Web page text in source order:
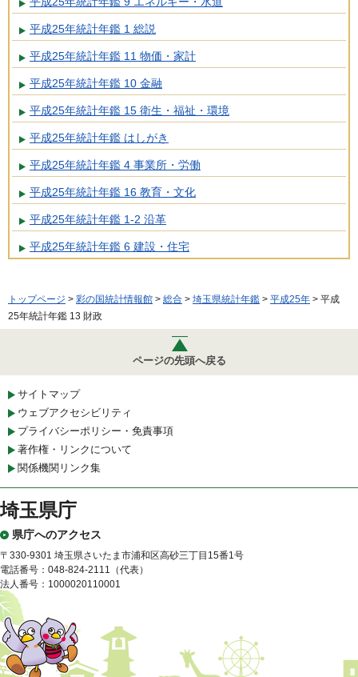
平成25年統計年鑑 1 総説
平成25年統計年鑑 11 物価・家計
平成25年統計年鑑 10 金融
平成25年統計年鑑 15 衛生・福祉・環境
平成25年統計年鑑 はしがき
平成25年統計年鑑 4 事業所・労働
平成25年統計年鑑 16 教育・文化
平成25年統計年鑑 1-2 沿革
平成25年統計年鑑 6 建設・住宅
トップページ > 彩の国統計情報館 > 総合 > 埼玉県統計年鑑 > 平成25年 > 平成
25年統計年鑑 13 財政
ページの先頭へ戻る
サイトマップ
ウェブアクセシビリティ
プライバシーポリシー・免責事項
著作権・リンクについて
関係機関リンク集
埼玉県庁
県庁へのアクセス
〒330-9301 埼玉県さいたま市浦和区高砂三丁目15番1号
電話番号：048-824-2111（代表）
法人番号：1000020110001